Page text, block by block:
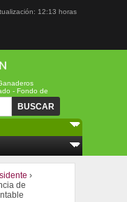
12:13 horas
- Fondo de
›
de